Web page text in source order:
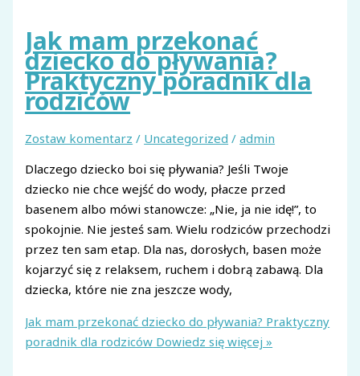
Jak mam przekonać
dziecko do pływania?
Praktyczny poradnik dla
rodziców
Zostaw komentarz / Uncategorized /admin
Dlaczego dziecko boi się pływania? Jeśli Twoje
dziecko nie chce wejść do wody, płacze przed
basenem albo mówi stanowcze: „Nie, ja nie idę!”, to
spokojnie. Nie jesteś sam. Wielu rodziców przechodzi
przez ten sam etap. Dla nas, dorosłych, basen może
kojarzyć się z relaksem, ruchem i dobrą zabawą. Dla
dziecka, które nie zna jeszcze wody,
Jak mam przekonać dziecko do pływania? Praktyczny
poradnik dla rodziców Dowiedz się więcej »